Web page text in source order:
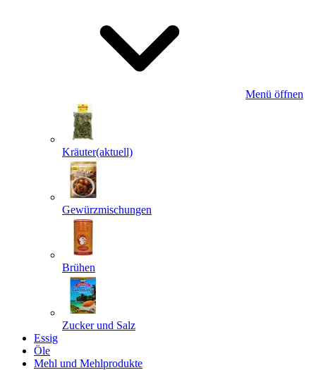
Menü öffnen
Kräuter(aktuell)
Gewürzmischungen
Brühen
Zucker und Salz
Essig
Öle
Mehl und Mehlprodukte